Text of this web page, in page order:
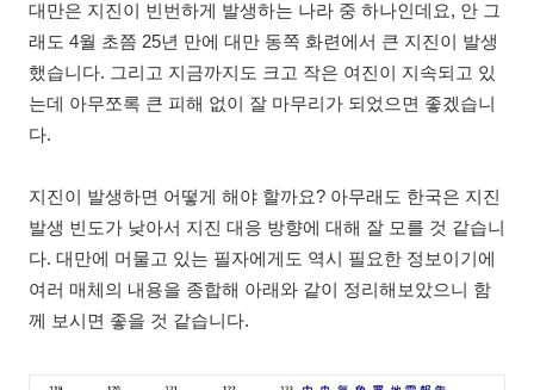
대만은 지진이 빈번하게 발생하는 나라 중 하나인데요, 안 그
래도 4월 초쯤 25년 만에 대만 동쪽 화련에서 큰 지진이 발생
했습니다. 그리고 지금까지도 크고 작은 여진이 지속되고 있
는데 아무쪼록 큰 피해 없이 잘 마무리가 되었으면 좋겠습니
다.
지진이 발생하면 어떻게 해야 할까요? 아무래도 한국은 지진
발생 빈도가 낮아서 지진 대응 방향에 대해 잘 모를 것 같습니
다. 대만에 머물고 있는 필자에게도 역시 필요한 정보이기에
여러 매체의 내용을 종합해 아래와 같이 정리해보았으니 함
께 보시면 좋을 것 같습니다.